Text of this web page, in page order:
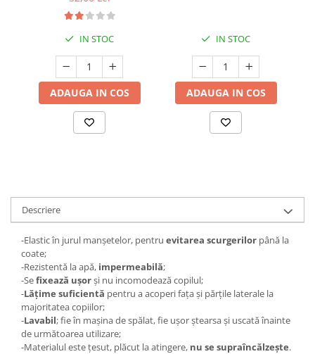
IN STOC
ADAUGA IN COS
IN STOC
ADAUGA IN COS
Descriere
-Elastic în jurul manșetelor, pentru evitarea scurgerilor până la
coate;
-Rezistentă la apă, impermeabilă;
-Sefixează ușorși nu incomodează copilul;
-Lățime suficientă pentru a acoperi fața și părțile laterale la
majoritatea copiilor;
-Lavabil; fie în mașina de spălat, fie ușor ștearsa și uscată înainte
de următoarea utilizare;
-Materialul este țesut, plăcut la atingere, nu se supraîncălzește.